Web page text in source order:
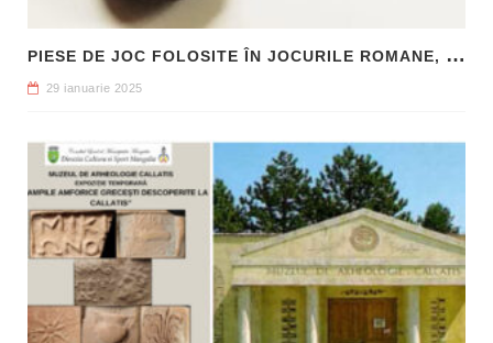
P
IESE DE JOC FOLOSITE ÎN JOCURILE ROMANE, DESCOPERITE LA HADRIANOPOLIS
29 ianuarie 2025